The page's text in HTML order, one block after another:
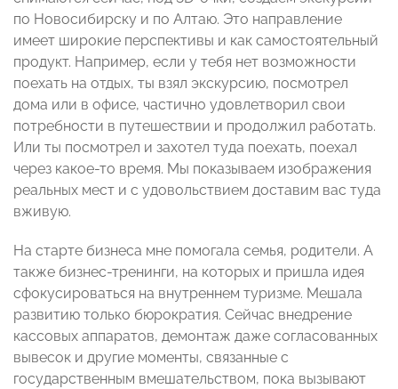
по Новосибирску и по Алтаю. Это направление
имеет широкие перспективы и как самостоятельный
продукт. Например, если у тебя нет возможности
поехать на отдых, ты взял экскурсию, посмотрел
дома или в офисе, частично удовлетворил свои
потребности в путешествии и продолжил работать.
Или ты посмотрел и захотел туда поехать, поехал
через какое-то время. Мы показываем изображения
реальных мест и с удовольствием доставим вас туда
вживую.
На старте бизнеса мне помогала семья, родители. А
также бизнес-тренинги, на которых и пришла идея
сфокусироваться на внутреннем туризме. Мешала
развитию только бюрократия. Сейчас внедрение
кассовых аппаратов, демонтаж даже согласованных
вывесок и другие моменты, связанные с
государственным вмешательством, пока вызывают